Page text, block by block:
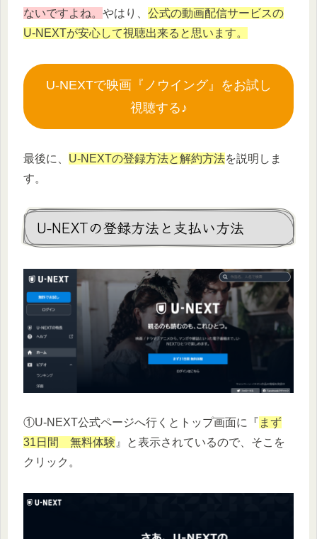
ないですよね。 やはり、 公式の動画配信サービスの
U-NEXTが安心して視聴出来ると思います。
U-NEXTで映画『ノウイング』をお試し
視聴する♪
最後に、 U-NEXTの登録方法と解約方法を説明しま
す。
U-NEXTの登録方法と支払い方法
①U-NEXT公式ページへ行くとトップ画面に『 まず
31日間 無料体験』と表示されているので、そこを
クリック。